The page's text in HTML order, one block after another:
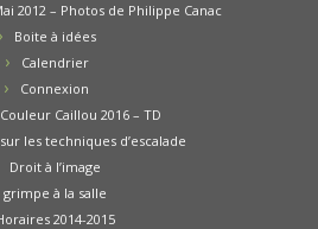
2012 – Photos de Philippe Canac
Boite à idées
Calendrier
Connexion
Caillou 2016 – TD
les techniques d’escalade
Droit à l’image
grimpe à la salle
2014-2015